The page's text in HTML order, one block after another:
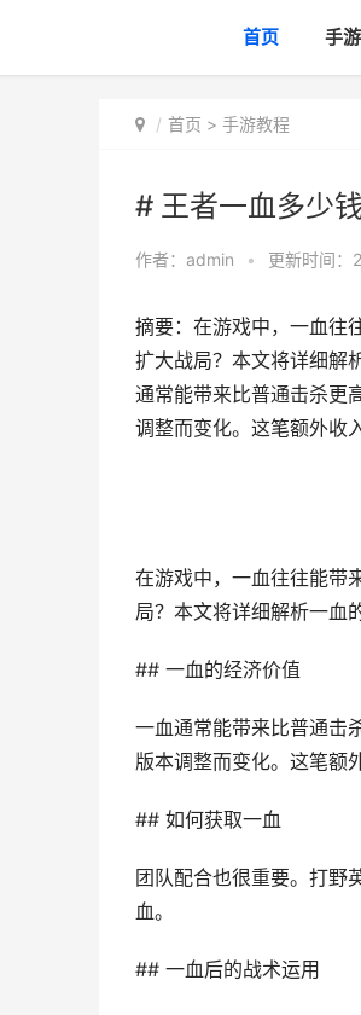
首页 手
首页 > 手游教程
# 王者一血多少
作者： admin • 更新时间
摘要：在游戏中，一血往
扩大战局？本文将详细解
通常能带来比普通击杀更
调整而变化。这笔额外收
在游戏中，一血往往能带
局？本文将详细解析一血
## 一血的经济价值
一血通常能带来比普通击
版本调整而变化。这笔额
## 如何获取一血
团队配合也很重要。打野
血。
## 一血后的战术运用